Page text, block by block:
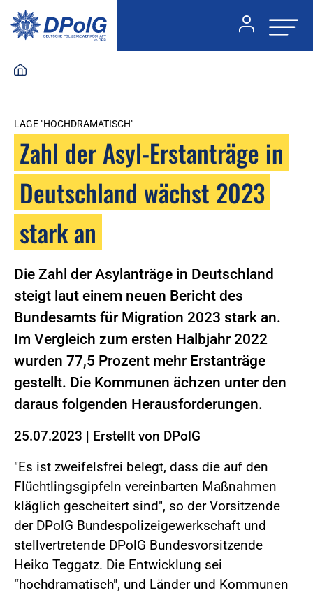
LAGE "HOCHDRAMATISCH"
Zahl der Asyl-Erstanträge in
Deutschland wächst 2023
stark an
Die Zahl der Asylanträge in Deutschland
steigt laut einem neuen Bericht des
Bundesamts für Migration 2023 stark an.
Im Vergleich zum ersten Halbjahr 2022
wurden 77,5 Prozent mehr Erstanträge
gestellt. Die Kommunen ächzen unter den
daraus folgenden Herausforderungen.
25.07.2023 | Erstellt von DPolG
"Es ist zweifelsfrei belegt, dass die auf den
Flüchtlingsgipfeln vereinbarten Maßnahmen
kläglich gescheitert sind", so der Vorsitzende
der DPolG Bundespolizeigewerkschaft und
stellvertretende DPolG Bundesvorsitzende
Heiko Teggatz. Die Entwicklung sei
“hochdramatisch", und Länder und Kommunen